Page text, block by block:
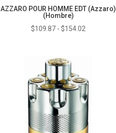
AZZARO POUR HOMME EDT (Azzaro)
(Hombre)
$109.87 - $154.02
$109.87
hasta
$154.02